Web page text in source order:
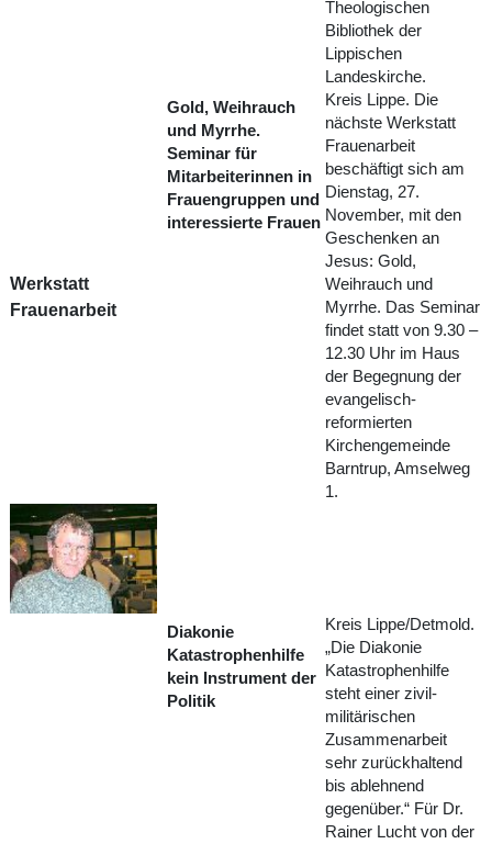
Theologischen
Bibliothek der
Lippischen
Landeskirche.
Werkstatt
Frauenarbeit
Gold, Weihrauch
und Myrrhe.
Seminar für
Mitarbeiterinnen in
Frauengruppen und
interessierte Frauen
Kreis Lippe. Die
nächste Werkstatt
Frauenarbeit
beschäftigt sich am
Dienstag, 27.
November, mit den
Geschenken an
Jesus: Gold,
Weihrauch und
Myrrhe. Das Seminar
findet statt von 9.30 –
12.30 Uhr im Haus
der Begegnung der
evangelisch-
reformierten
Kirchengemeinde
Barntrup, Amselweg
1.
Diakonie
Katastrophenhilfe
kein Instrument der
Politik
Kreis Lippe/Detmold.
„Die Diakonie
Katastrophenhilfe
steht einer zivil-
militärischen
Zusammenarbeit
sehr zurückhaltend
bis ablehnend
gegenüber.“ Für Dr.
Rainer Lucht von der